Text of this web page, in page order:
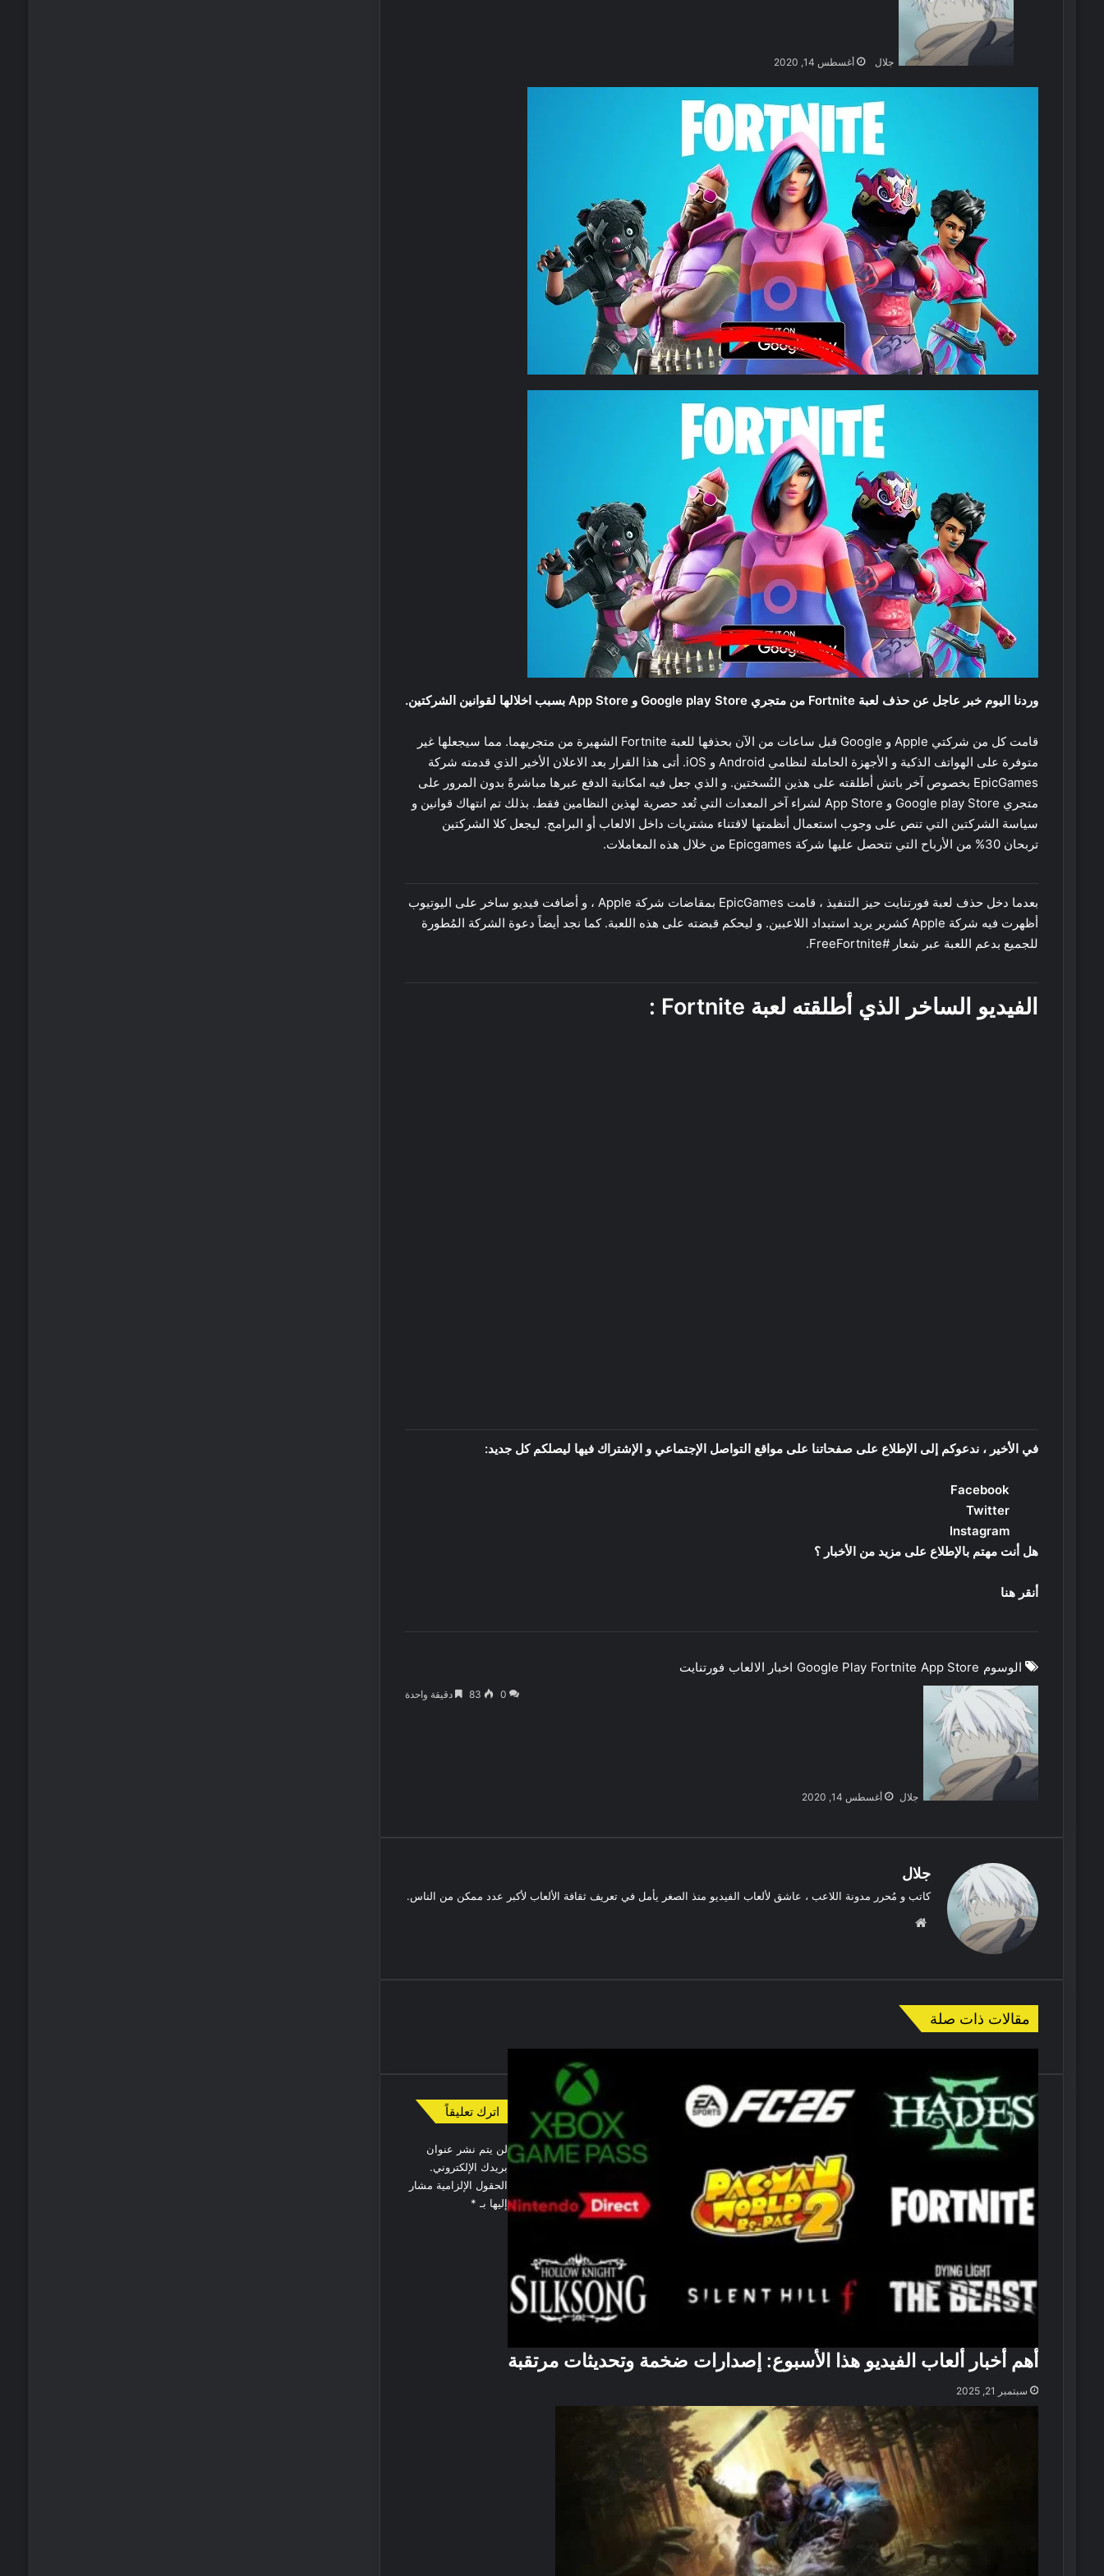
جلال أغسطس 14, 2020
وردنا اليوم خبر عاجل عن حذف لعبة Fortnite من متجري Google play Store و App Store بسبب اخلالها لقوانين الشركتين.
قامت كل من شركتي Apple و Google قبل ساعات من الآن بحذفها للعبة Fortnite الشهيرة من متجريهما. مما سيجعلها غير
متوفرة على الهواتف الذكية و الأجهزة الحاملة لنظامي Android و iOS. أتى هذا القرار بعد الاعلان الأخير الذي قدمته شركة
EpicGames بخصوص آخر باتش أطلقته على هذين النُسختين. و الذي جعل فيه امكانية الدفع عبرها مباشرةً بدون المرور على
متجري Google play Store و App Store لشراء آخر المعدات التي تُعد حصرية لهذين النظامين فقط. بذلك تم انتهاك قوانين و
سياسة الشركتين التي تنص على وجوب استعمال أنظمتها لاقتناء مشتريات داخل الالعاب أو البرامج. ليجعل كلا الشركتين
تربحان 30% من الأرباح التي تتحصل عليها شركة Epicgames من خلال هذه المعاملات.
بعدما دخل حذف لعبة فورتنايت حيز التنفيذ ، قامت EpicGames بمقاضات شركة Apple ، و أضافت فيديو ساخر على اليوتيوب
أظهرت فيه شركة Apple كشرير يريد استبداد اللاعبين. و ليحكم قبضته على هذه اللعبة. كما نجد أيضاً دعوة الشركة المُطورة
للجميع بدعم اللعبة عبر شعار #FreeFortnite.
الفيديو الساخر الذي أطلقته لعبة Fortnite :
في الأخير ، ندعوكم إلى الإطلاع على صفحاتنا على مواقع التواصل الإجتماعي و الإشتراك فيها ليصلكم كل جديد:
Facebook
Twitter
Instagram
هل أنت مهتم بالإطلاع على مزيد من الأخبار ؟
أنقر هنا
الوسوم App Store
Fortnite
Google Play اخبار الالعاب فورتنايت
جلال أغسطس 14, 2020
0
83 دقيقة واحدة
جلال
كاتب و مُحرر مدونة اللاعب ، عاشق لألعاب الفيديو منذ الصغر يأمل في تعريف ثقافة الألعاب لأكبر عدد ممكن من الناس.
مقالات ذات صلة
أهم أخبار ألعاب الفيديو هذا الأسبوع: إصدارات ضخمة وتحديثات مرتقبة
سبتمبر 21, 2025
اترك تعليقاً
لن يتم نشر عنوان
بريدك الإلكتروني.
الحقول الإلزامية مشار
إليها بـ *